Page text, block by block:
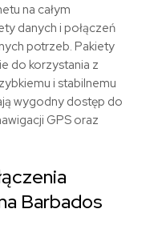
na całym
danych i połączeń
potrzeb. Pakiety
do korzystania z
i stabilnemu
wygodny dostęp do
GPS oraz
Barbados